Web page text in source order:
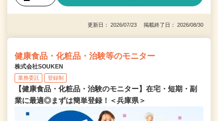
更新日： 2026/07/23 掲載終了日： 2026/08/30
健康食品・化粧品・治験等のモニター
株式会社SOUKEN
業務委託 登録制
【健康食品・化粧品・治験のモニター】在宅・短期・副
業に最適◎まずは簡単登録！＜兵庫県＞